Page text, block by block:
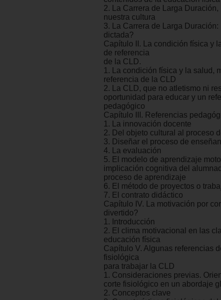
2. La Carrera de Larga
nuestra cultura
3. La Carrera de Larga
dictada?
Capítulo II. La condición física y
de referencia
de la CLD.
1. La condición física y la salud,
referencia de la CLD
2. La CLD, que no atletismo ni
oportunidad para educar y un
pedagógico
Capítulo III. Referencias
1. La innovación docente
2. Del objeto cultural al proceso
3. Diseñar el proceso de
4. La evaluación
5. El modelo de aprendizaje
implicación cognitiva del
proceso de aprendizaje
6. El método de proyectos o
7. El contrato didáctico
Capítulo IV. La motivación por
divertido?
1. Introducción
2. El clima motivacional en las
educación física
Capítulo V. Algunas referencias
fisiológica
para trabajar la CLD
1. Consideraciones previas.
corte fisiológico en un abordaje
2. Conceptos clave